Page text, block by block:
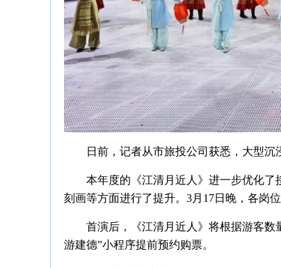
日前，记者从市旅投公司获悉，大型沉
本年度的《江清月近人》进一步优化
刻画等方面进行了提升。3月17日晚，各岗
首演后，《江清月近人》将根据游客
游建德”小程序提前预约购票。